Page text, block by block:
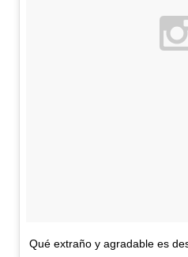
Qué extraño y agradable es